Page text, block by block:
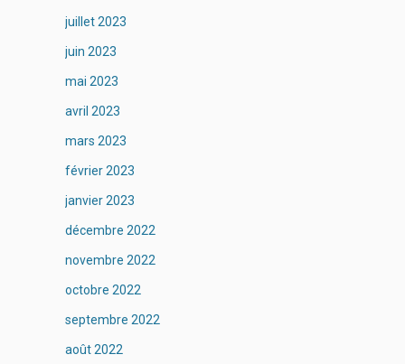
juillet 2023
juin 2023
mai 2023
avril 2023
mars 2023
février 2023
janvier 2023
décembre 2022
novembre 2022
octobre 2022
septembre 2022
août 2022